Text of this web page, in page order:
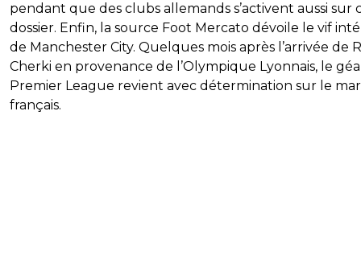
pendant que des clubs allemands s’activent aussi sur
dossier. Enfin, la source Foot Mercato dévoile le vif
de Manchester City. Quelques mois après l’arrivée de
Cherki en provenance de l’Olympique Lyonnais, le
Premier League revient avec détermination sur le
français.